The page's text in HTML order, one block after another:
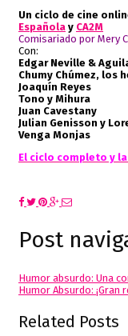
Un ciclo de cine
Española y CA2M
Comisariado por Mery
Con:
Edgar Neville &
Chumy Chúmez, los
Joaquín Reyes
Tono y Mihura
Juan Cavestany
Julian Genisson y
Venga Monjas
El ciclo completo y
Post
Humor absurdo: Una
Humor Absurdo: ¡Gran
Related Posts